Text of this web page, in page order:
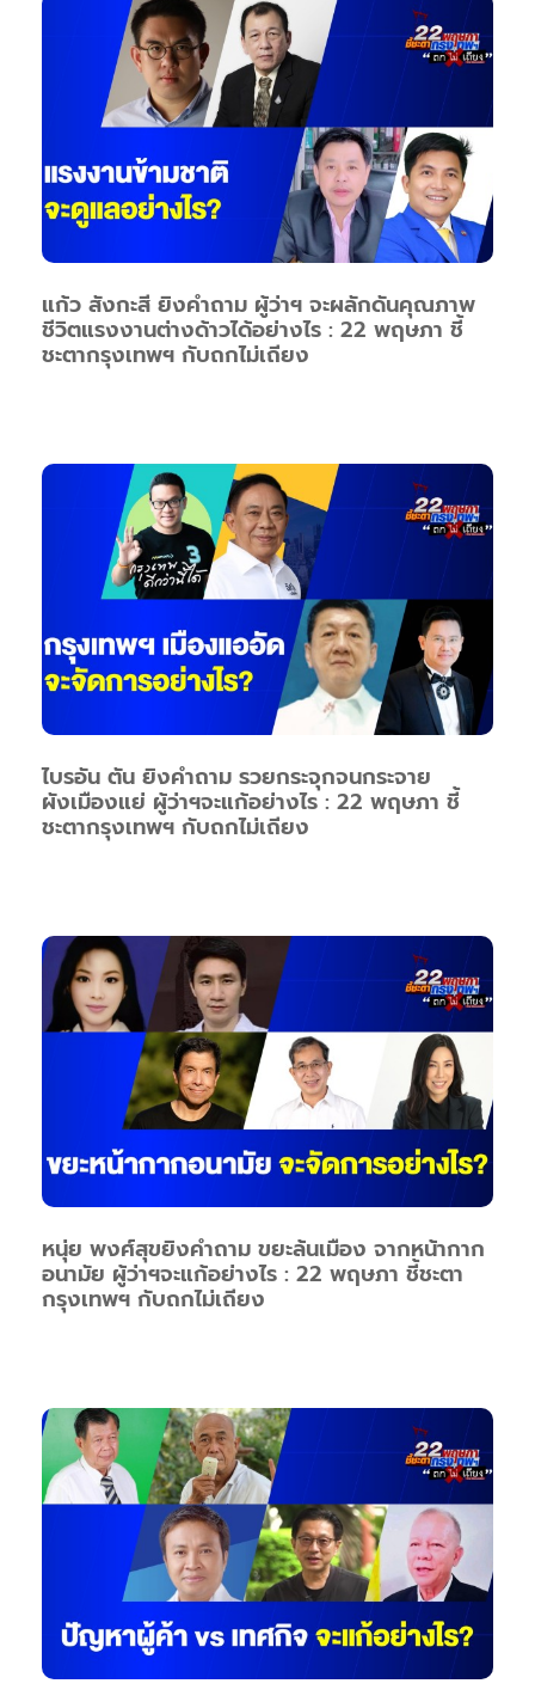
แก้ว สังกะสี ยิงคำถาม ผู้ว่าฯ จะผลักดันคุณภาพ
ชีวิตแรงงานต่างด้าวได้อย่างไร : 22 พฤษภา ชี้
ชะตากรุงเทพฯ กับถกไม่เถียง
ไบรอัน ตัน ยิงคำถาม รวยกระจุกจนกระจาย
ผังเมืองแย่ ผู้ว่าฯจะแก้อย่างไร : 22 พฤษภา ชี้
ชะตากรุงเทพฯ กับถกไม่เถียง
หนุ่ย พงศ์สุขยิงคำถาม ขยะล้นเมือง จากหน้ากาก
อนามัย ผู้ว่าฯจะแก้อย่างไร : 22 พฤษภา ชี้ชะตา
กรุงเทพฯ กับถกไม่เถียง